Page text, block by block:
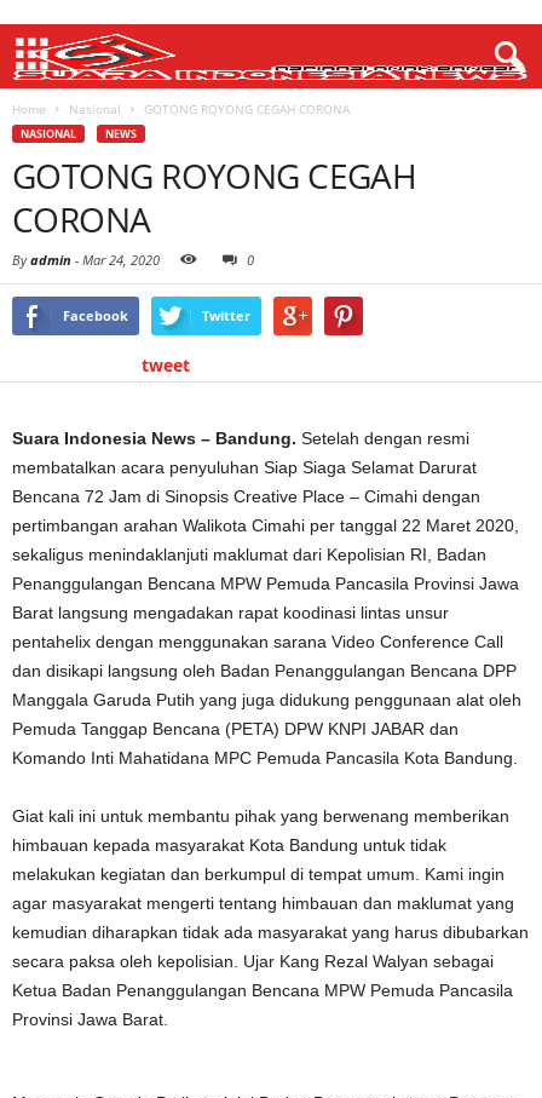
Home Nasional GOTONG ROYONG CEGAH CORONA
NASIONAL NEWS
GOTONG ROYONG CEGAH
CORONA
Byadmin - Mar 24, 2020 0
Facebook Twitter
tweet
Suara Indonesia News – Bandung. Setelah dengan resmi
membatalkan acara penyuluhan Siap Siaga Selamat Darurat
Bencana 72 Jam di Sinopsis Creative Place – Cimahi dengan
pertimbangan arahan Walikota Cimahi per tanggal 22 Maret 2020,
sekaligus menindaklanjuti maklumat dari Kepolisian RI, Badan
Penanggulangan Bencana MPW Pemuda Pancasila Provinsi Jawa
Barat langsung mengadakan rapat koodinasi lintas unsur
pentahelix dengan menggunakan sarana Video Conference Call
dan disikapi langsung oleh Badan Penanggulangan Bencana DPP
Manggala Garuda Putih yang juga didukung penggunaan alat oleh
Pemuda Tanggap Bencana (PETA) DPW KNPI JABAR dan
Komando Inti Mahatidana MPC Pemuda Pancasila Kota Bandung.
Giat kali ini untuk membantu pihak yang berwenang memberikan
himbauan kepada masyarakat Kota Bandung untuk tidak
melakukan kegiatan dan berkumpul di tempat umum. Kami ingin
agar masyarakat mengerti tentang himbauan dan maklumat yang
kemudian diharapkan tidak ada masyarakat yang harus dibubarkan
secara paksa oleh kepolisian. Ujar Kang Rezal Walyan sebagai
Ketua Badan Penanggulangan Bencana MPW Pemuda Pancasila
Provinsi Jawa Barat.